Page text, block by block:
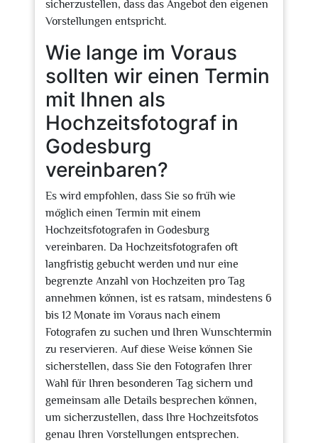
sicherzustellen, dass das Angebot den eigenen
Vorstellungen entspricht.
Wie lange im Voraus
sollten wir einen Termin
mit Ihnen als
Hochzeitsfotograf in
Godesburg
vereinbaren?
Es wird empfohlen, dass Sie so früh wie
möglich einen Termin mit einem
Hochzeitsfotografen in Godesburg
vereinbaren. Da Hochzeitsfotografen oft
langfristig gebucht werden und nur eine
begrenzte Anzahl von Hochzeiten pro Tag
annehmen können, ist es ratsam, mindestens 6
bis 12 Monate im Voraus nach einem
Fotografen zu suchen und Ihren Wunschtermin
zu reservieren. Auf diese Weise können Sie
sicherstellen, dass Sie den Fotografen Ihrer
Wahl für Ihren besonderen Tag sichern und
gemeinsam alle Details besprechen können,
um sicherzustellen, dass Ihre Hochzeitsfotos
genau Ihren Vorstellungen entsprechen.